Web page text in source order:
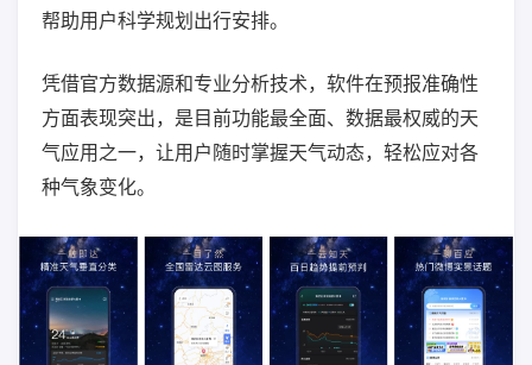
帮助用户科学规划出行安排。
凭借官方数据源和专业分析技术，软件在预报准确性
方面表现突出，是目前功能最全面、数据最权威的天
气应用之一，让用户随时掌握天气动态，轻松应对各
种气象变化。